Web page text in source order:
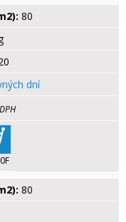
80
dní
80